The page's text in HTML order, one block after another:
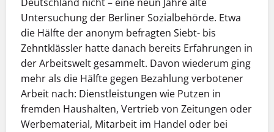
Untersuchung der Berliner Sozialbehörde. Etwa
die Hälfte der anonym befragten Siebt- bis
Zehntklässler hatte danach bereits Erfahrungen in
der Arbeitswelt gesammelt. Davon wiederum ging
mehr als die Hälfte gegen Bezahlung verbotener
Arbeit nach: Dienstleistungen wie Putzen in
fremden Haushalten, Vertrieb von Zeitungen oder
Werbematerial, Mitarbeit im Handel oder bei